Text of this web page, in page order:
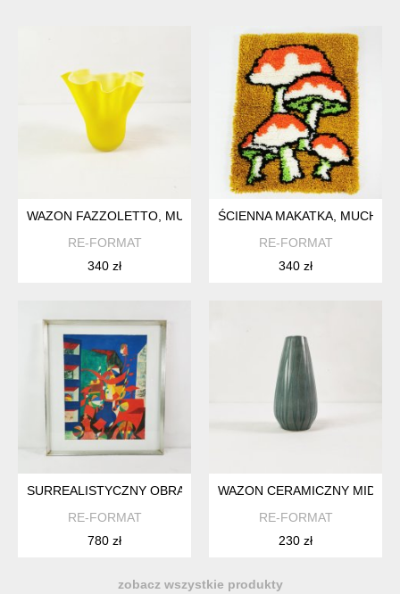
WAZON FAZZOLETTO, MURANO GLASS, WŁOCHY LATA 70.
RE-FORMAT
340 zł
ŚCIENNA MAKATKA,
RE-FORMAT
340 zł
SURREALISTYCZNY OBRAZ , BENT KARL JACOBSEN, DANIA
RE-FORMAT
780 zł
WAZON CERAMICZNY MID
RE-FORMAT
230 zł
zobacz wszystkie produkty